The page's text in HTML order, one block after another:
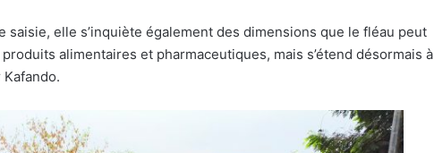
saisie, elle s’inquiète également des dimensions que le fléau peut
alimentaires et pharmaceutiques, mais s’étend désormais à